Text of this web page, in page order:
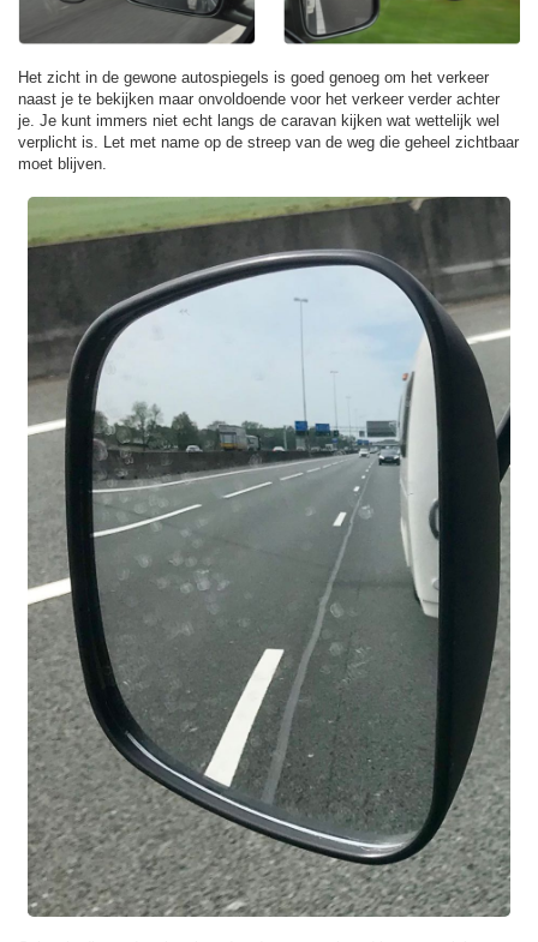
Het zicht in de gewone autospiegels is goed genoeg om het verkeer
naast je te bekijken maar onvoldoende voor het verkeer verder achter
je. Je kunt immers niet echt langs de caravan kijken wat wettelijk wel
verplicht is. Let met name op de streep van de weg die geheel zichtbaar
moet blijven.